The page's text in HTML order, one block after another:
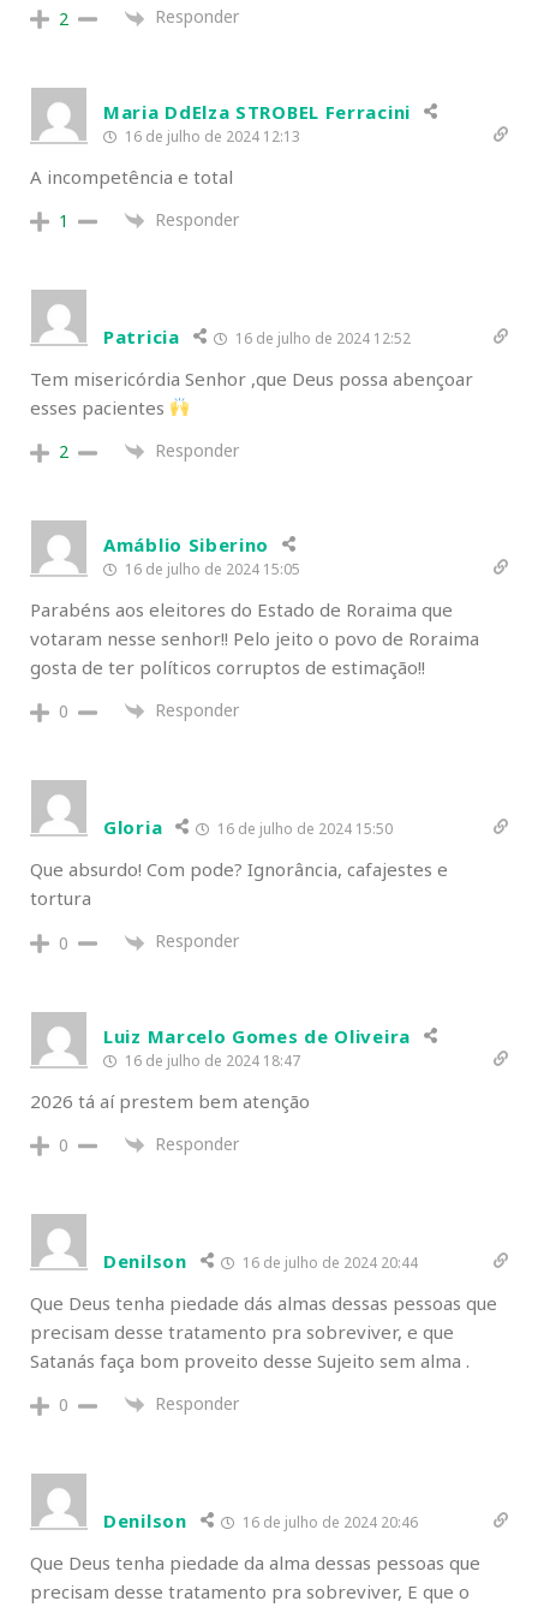
2 Responder
Maria DdElza STROBEL Ferracini
16 de julho de 2024 12:13
A incompetência e total
1 Responder
Patricia 16 de julho de 2024 12:52
Tem misericórdia Senhor ,que Deus possa abençoar
esses pacientes
2 Responder
Amáblio Siberino
16 de julho de 2024 15:05
Parabéns aos eleitores do Estado de Roraima que
votaram nesse senhor!! Pelo jeito o povo de Roraima
gosta de ter políticos corruptos de estimação!!
0 Responder
Gloria 16 de julho de 2024 15:50
Que absurdo! Com pode? Ignorância, cafajestes e
tortura
0 Responder
Luiz Marcelo Gomes de Oliveira
16 de julho de 2024 18:47
2026 tá aí prestem bem atenção
0 Responder
Denilson 16 de julho de 2024 20:44
Que Deus tenha piedade dás almas dessas pessoas que
precisam desse tratamento pra sobreviver, e que
Satanás faça bom proveito desse Sujeito sem alma .
0 Responder
Denilson 16 de julho de 2024 20:46
Que Deus tenha piedade da alma dessas pessoas que
precisam desse tratamento pra sobreviver, E que o